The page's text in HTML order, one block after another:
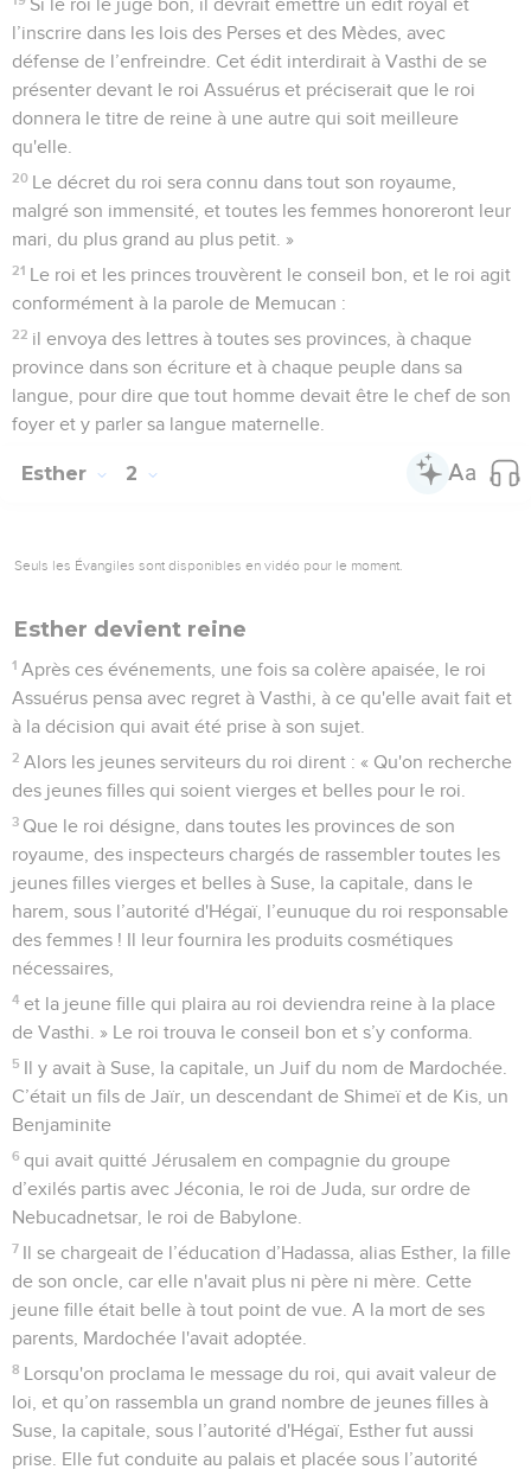
Si le roi le juge bon, il devrait émettre un édit royal et
l’inscrire dans les lois des Perses et des Mèdes, avec
défense de l’enfreindre. Cet édit interdirait à Vasthi de se
présenter devant le roi Assuérus et préciserait que le roi
donnera le titre de reine à une autre qui soit meilleure
qu'elle.
20 Le décret du roi sera connu dans tout son royaume,
malgré son immensité, et toutes les femmes honoreront leur
mari, du plus grand au plus petit. »
21 Le roi et les princes trouvèrent le conseil bon, et le roi agit
conformément à la parole de Memucan :
22 il envoya des lettres à toutes ses provinces, à chaque
province dans son écriture et à chaque peuple dans sa
langue, pour dire que tout homme devait être le chef de son
foyer et y parler sa langue maternelle.
Esther 2
Seuls les Évangiles sont disponibles en vidéo pour le moment.
Esther devient reine
1 Après ces événements, une fois sa colère apaisée, le roi
Assuérus pensa avec regret à Vasthi, à ce qu'elle avait fait et
à la décision qui avait été prise à son sujet.
2 Alors les jeunes serviteurs du roi dirent : « Qu'on recherche
des jeunes filles qui soient vierges et belles pour le roi.
3 Que le roi désigne, dans toutes les provinces de son
royaume, des inspecteurs chargés de rassembler toutes les
jeunes filles vierges et belles à Suse, la capitale, dans le
harem, sous l’autorité d'Hégaï, l’eunuque du roi responsable
des femmes ! Il leur fournira les produits cosmétiques
nécessaires,
4 et la jeune fille qui plaira au roi deviendra reine à la place
de Vasthi. » Le roi trouva le conseil bon et s’y conforma.
5 Il y avait à Suse, la capitale, un Juif du nom de Mardochée.
C’était un fils de Jaïr, un descendant de Shimeï et de Kis, un
Benjaminite
6 qui avait quitté Jérusalem en compagnie du groupe
d’exilés partis avec Jéconia, le roi de Juda, sur ordre de
Nebucadnetsar, le roi de Babylone.
7 Il se chargeait de l’éducation d’Hadassa, alias Esther, la fille
de son oncle, car elle n'avait plus ni père ni mère. Cette
jeune fille était belle à tout point de vue. A la mort de ses
parents, Mardochée l'avait adoptée.
8 Lorsqu'on proclama le message du roi, qui avait valeur de
loi, et qu’on rassembla un grand nombre de jeunes filles à
Suse, la capitale, sous l’autorité d'Hégaï, Esther fut aussi
prise. Elle fut conduite au palais et placée sous l’autorité